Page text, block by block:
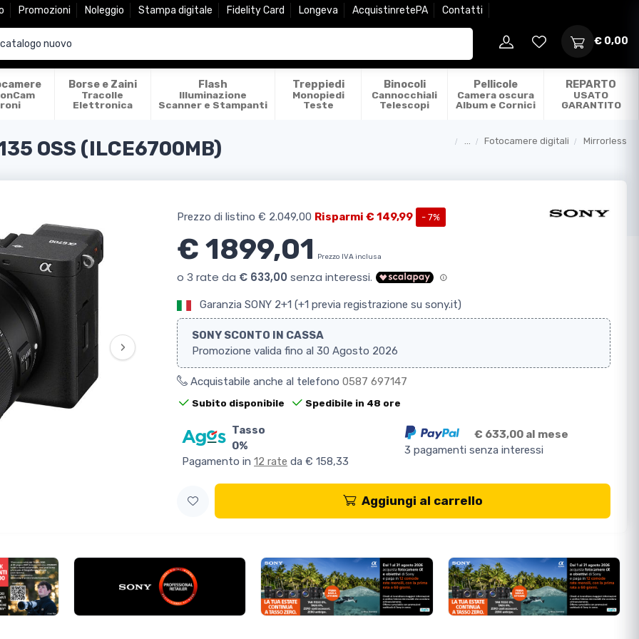
Promozioni Noleggio Stampa digitale Fidelity Card Longeva AcquistinretePA Contatti
€ 0,00
Borse e Zaini
Tracolle
Elettronica
Flash
Illuminazione
Scanner e Stampanti
Treppiedi
Monopiedi
Teste
Binocoli
Cannocchiali
Telescopi
Pellicole
Camera oscura
Album e Cornici
REPARTO
USATO
GARANTITO
Fotocamere digitali Mirrorless
OSS (ILCE6700MB)
›
Prezzo di listino € 2.049,00 Risparmi € 149,99 - 7%
€ 1899,01 Prezzo IVA inclusa
Garanzia SONY 2+1 (+1 previa registrazione su sony.it)
SONY SCONTO IN CASSA
Promozione valida fino al 30 Agosto 2026
Acquistabile anche al telefono 0587 697147
Subito disponibile Spedibile in 48 ore
Tasso
0%
Pagamento in 12 rate da € 158,33
€ 633,00 al mese
3 pagamenti senza interessi
Aggiungi al carrello